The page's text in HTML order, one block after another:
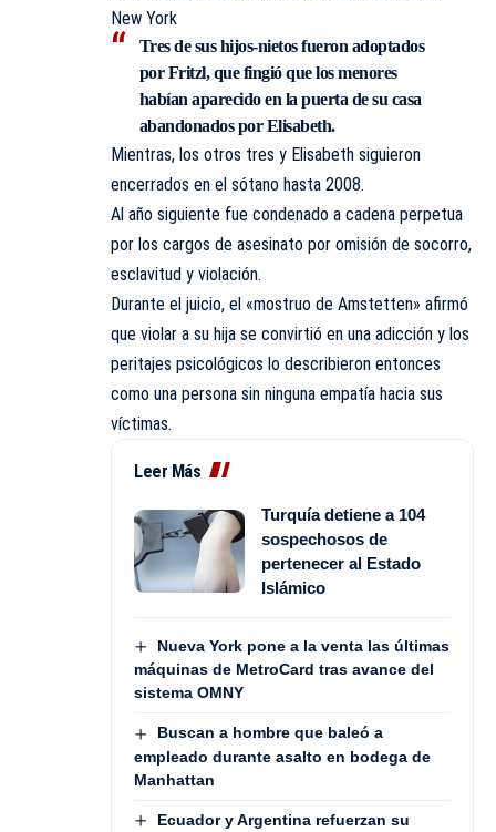
New York
Tres de sus hijos-nietos fueron adoptados
por Fritzl, que fingió que los menores
habían aparecido en la puerta de su casa
abandonados por Elisabeth.
Mientras, los otros tres y Elisabeth siguieron
encerrados en el sótano hasta 2008.
Al año siguiente fue condenado a cadena perpetua
por los cargos de asesinato por omisión de socorro,
esclavitud y violación.
Durante el juicio, el «mostruo de Amstetten» afirmó
que violar a su hija se convirtió en una adicción y los
peritajes psicológicos lo describieron entonces
como una persona sin ninguna empatía hacia sus
víctimas.
Leer Más
Turquía detiene a 104
sospechosos de
pertenecer al Estado
Islámico
Nueva York pone a la venta las últimas
máquinas de MetroCard tras avance del
sistema OMNY
Buscan a hombre que baleó a
empleado durante asalto en bodega de
Manhattan
Ecuador y Argentina refuerzan su